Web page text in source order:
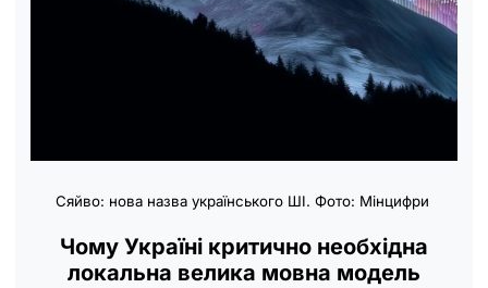
Сяйво: нова назва українського ШІ. Фото: Мінцифри
Чому Україні критично необхідна
локальна велика мовна модель